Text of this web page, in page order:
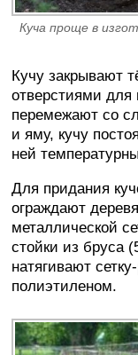
Куча проще в
Кучу закрывают
отверстиями
перемежают со
и яму, кучу
ней
Для придания
ограждают
металлической
стойки из бруса
натягивают
полиэтиленом.